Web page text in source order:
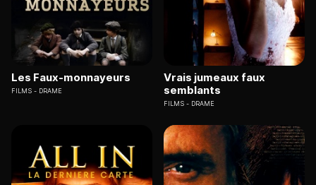
Les Faux-monnayeurs
FILMS DRAME
Vrais jumeaux faux
semblants
FILMS DRAME